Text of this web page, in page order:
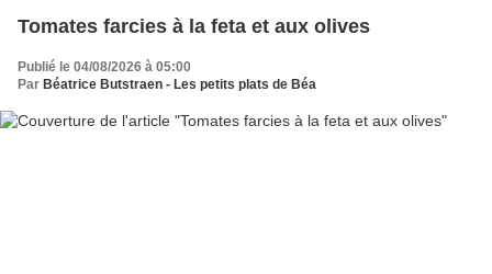
Tomates farcies à la feta et aux olives
Publié le 04/08/2026 à 05:00
Par Béatrice Butstraen - Les petits plats de Béa